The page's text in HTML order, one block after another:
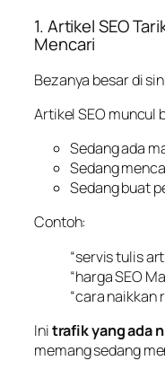
1. Artikel SEO
Mencari
Bezanya besar di
Artikel SEO muncul
Sedang ada
Sedang
Sedang buat
Contoh:
“servis tulis
“harga SEO
“cara naikkan
Initrafik yang ada
memang sedang